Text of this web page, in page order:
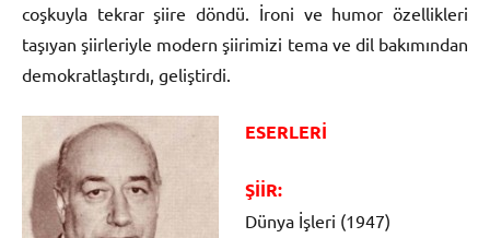
coşkuyla tekrar şiire döndü. İroni ve humor özellikleri
taşıyan şiirleriyle modern şiirimizi tema ve dil bakımından
demokratlaştırdı, geliştirdi.
ESERLERİ
ŞİİR:
Dünya İşleri (1947)